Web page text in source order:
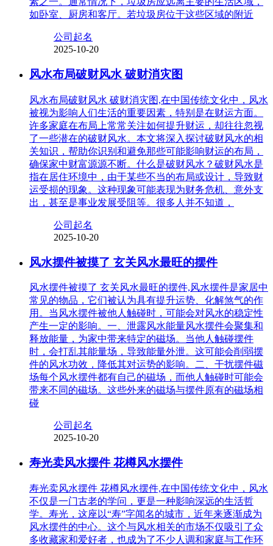
如卧室、厨房和客厅。若垃圾房位于这些区域的附近
公司起名
2025-10-20
风水布局破财风水 破财消灾图
风水布局破财风水 破财消灾图,在中国传统文化中，风水
被视为影响人们生活的重要因素，特别是在财运方面。
许多家庭在布局上常常关注如何提升财运，却往往忽视
了一些潜在的破财风水。本文将深入探讨破财风水的相
关知识，帮助你识别和避免那些可能影响财运的布局，
确保家中财富源源不断。什么是破财风水？破财风水是
指在居住环境中，由于某些不当的布局或设计，导致财
运受损的现象。这种现象可能表现为财务危机、意外支
出，甚至是事业发展受阻等。很多人并不知道，
公司起名
2025-10-20
风水摆件被摸了 玄关风水最旺的摆件
风水摆件被摸了 玄关风水最旺的摆件,风水摆件是家居中
常见的物品，它们被认为具有提升运势、化解煞气的作
用。当风水摆件被他人触碰时，可能会对风水的稳定性
产生一定的影响。一、泄露风水能量风水摆件会聚集和
释放能量，为家中带来特定的磁场。当他人触碰摆件
时，会打乱其能量场，导致能量外泄。这可能会削弱摆
件的风水功效，降低其对运势的影响。二、干扰摆件磁
场每个风水摆件都有自己的磁场，而他人触碰时可能会
带来不同的磁场。这些外来的磁场与摆件原有的磁场相
碰
公司起名
2025-10-20
寿光卖风水摆件 花樽风水摆件
寿光卖风水摆件 花樽风水摆件,在中国传统文化中，风水
不仅是一门古老的学问，更是一种影响深远的生活哲
学。寿光，这座以“寿”字闻名的城市，近年来逐渐成为
风水摆件的中心。这个与风水相关的市场不仅吸引了众
多收藏家和爱好者，也成为了不少人调和家庭与工作环